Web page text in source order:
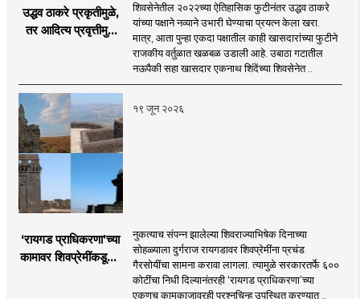
उद्धव ठाकरे प्रकृतीमुळे,
तर आदित्य प्रवृत्तीमुळे
शिवसेनेतील २०२२च्या ऐतिहासिक फुटीनंतर उद्धव ठाकरे
यांच्या पक्षाने नव्याने उभारी घेण्याचा प्रयत्न केला खरा.
मात्र, आता पुन्हा एकदा पक्षातील काही खासदारांच्या फुटीने
राजकीय वर्तुळात खळबळ उडाली आहे. उबाठा गटातील
नऊपैकी सहा खासदार एकनाथ शिंदेंच्या शिवसेनेत ..
१९ जून २०२६
‘रायगड प्राधिकरणा’च्या
कामावर शिवप्रेमींकडूनच
नुकत्याच संपन्न झालेल्या शिवराज्याभिषेक दिनाच्या
सोहळ्याला दुर्गराज रायगडावर शिवप्रेमींना प्रचंड
गैरसोयींचा सामना करावा लागला. त्यामुळे सरकारतर्फे ६००
कोटींचा निधी दिल्यानंतरही ‘रायगड प्राधिकरणा’च्या
एकूणच कामकाजावरही प्रश्नचिन्ह उपस्थित करण्यात ..